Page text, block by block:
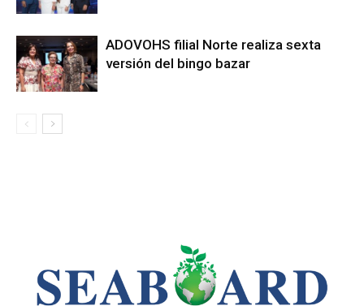
ADOVOHS filial Norte realiza sexta
versión del bingo bazar